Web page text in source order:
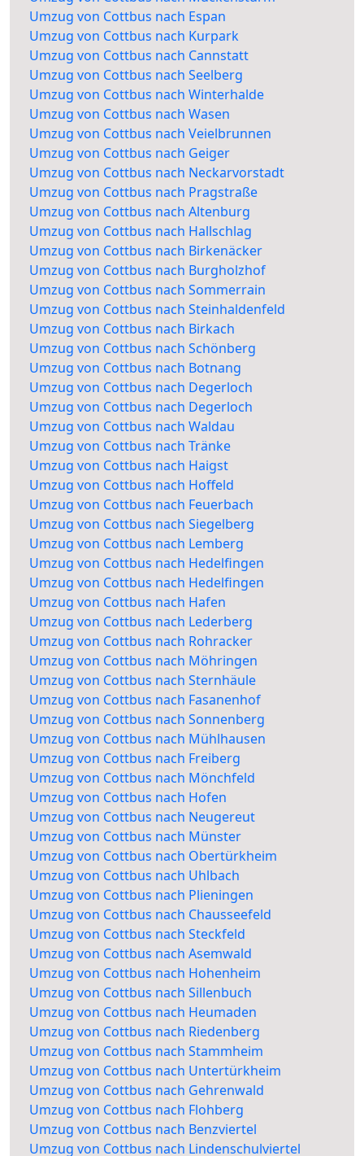
Umzug von Cottbus nach Espan
Umzug von Cottbus nach Kurpark
Umzug von Cottbus nach Cannstatt
Umzug von Cottbus nach Seelberg
Umzug von Cottbus nach Winterhalde
Umzug von Cottbus nach Wasen
Umzug von Cottbus nach Veielbrunnen
Umzug von Cottbus nach Geiger
Umzug von Cottbus nach Neckarvorstadt
Umzug von Cottbus nach Pragstraße
Umzug von Cottbus nach Altenburg
Umzug von Cottbus nach Hallschlag
Umzug von Cottbus nach Birkenäcker
Umzug von Cottbus nach Burgholzhof
Umzug von Cottbus nach Sommerrain
Umzug von Cottbus nach Steinhaldenfeld
Umzug von Cottbus nach Birkach
Umzug von Cottbus nach Schönberg
Umzug von Cottbus nach Botnang
Umzug von Cottbus nach Degerloch
Umzug von Cottbus nach Degerloch
Umzug von Cottbus nach Waldau
Umzug von Cottbus nach Tränke
Umzug von Cottbus nach Haigst
Umzug von Cottbus nach Hoffeld
Umzug von Cottbus nach Feuerbach
Umzug von Cottbus nach Siegelberg
Umzug von Cottbus nach Lemberg
Umzug von Cottbus nach Hedelfingen
Umzug von Cottbus nach Hedelfingen
Umzug von Cottbus nach Hafen
Umzug von Cottbus nach Lederberg
Umzug von Cottbus nach Rohracker
Umzug von Cottbus nach Möhringen
Umzug von Cottbus nach Sternhäule
Umzug von Cottbus nach Fasanenhof
Umzug von Cottbus nach Sonnenberg
Umzug von Cottbus nach Mühlhausen
Umzug von Cottbus nach Freiberg
Umzug von Cottbus nach Mönchfeld
Umzug von Cottbus nach Hofen
Umzug von Cottbus nach Neugereut
Umzug von Cottbus nach Münster
Umzug von Cottbus nach Obertürkheim
Umzug von Cottbus nach Uhlbach
Umzug von Cottbus nach Plieningen
Umzug von Cottbus nach Chausseefeld
Umzug von Cottbus nach Steckfeld
Umzug von Cottbus nach Asemwald
Umzug von Cottbus nach Hohenheim
Umzug von Cottbus nach Sillenbuch
Umzug von Cottbus nach Heumaden
Umzug von Cottbus nach Riedenberg
Umzug von Cottbus nach Stammheim
Umzug von Cottbus nach Untertürkheim
Umzug von Cottbus nach Gehrenwald
Umzug von Cottbus nach Flohberg
Umzug von Cottbus nach Benzviertel
Umzug von Cottbus nach Lindenschulviertel